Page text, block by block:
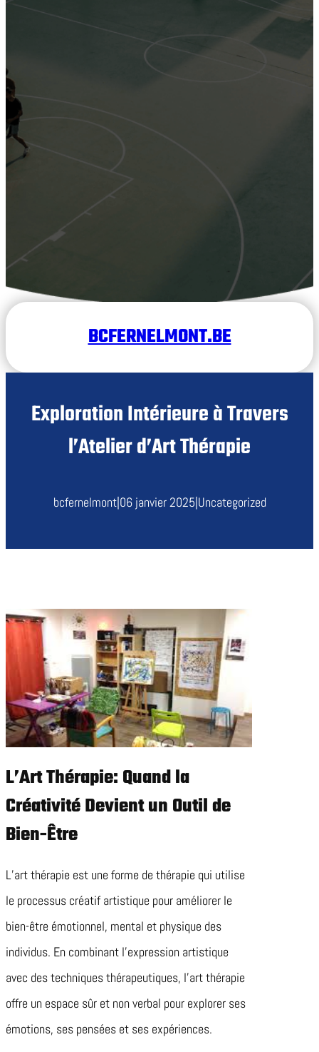
BCFERNELMONT.BE
Exploration Intérieure à Travers
l’Atelier d’Art Thérapie
bcfernelmont|06 janvier 2025|Uncategorized
L’Art Thérapie: Quand la
Créativité Devient un Outil de
Bien-Être
L’art thérapie est une forme de thérapie qui utilise
le processus créatif artistique pour améliorer le
bien-être émotionnel, mental et physique des
individus. En combinant l’expression artistique
avec des techniques thérapeutiques, l’art thérapie
offre un espace sûr et non verbal pour explorer ses
émotions, ses pensées et ses expériences.